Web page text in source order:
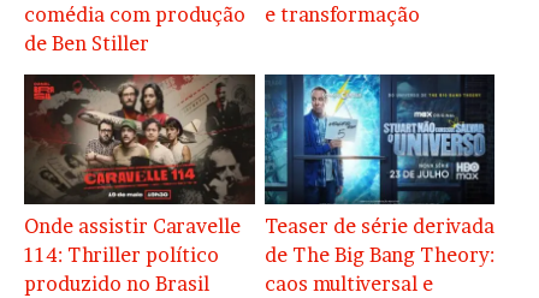
comédia com produção
de Ben Stiller
e transformação
Onde assistir Caravelle
114: Thriller político
produzido no Brasil
Teaser de série derivada
de The Big Bang Theory:
caos multiversal e